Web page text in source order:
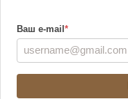
Ваш e-mail*